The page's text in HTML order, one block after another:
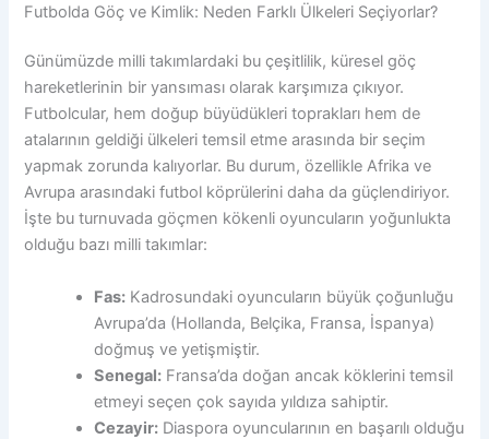
Futbolda Göç ve Kimlik: Neden Farklı Ülkeleri Seçiyorlar?
Günümüzde milli takımlardaki bu çeşitlilik, küresel göç
hareketlerinin bir yansıması olarak karşımıza çıkıyor.
Futbolcular, hem doğup büyüdükleri toprakları hem de
atalarının geldiği ülkeleri temsil etme arasında bir seçim
yapmak zorunda kalıyorlar. Bu durum, özellikle Afrika ve
Avrupa arasındaki futbol köprülerini daha da güçlendiriyor.
İşte bu turnuvada göçmen kökenli oyuncuların yoğunlukta
olduğu bazı milli takımlar:
Fas: Kadrosundaki oyuncuların büyük çoğunluğu
Avrupa’da (Hollanda, Belçika, Fransa, İspanya)
doğmuş ve yetişmiştir.
Senegal: Fransa’da doğan ancak köklerini temsil
etmeyi seçen çok sayıda yıldıza sahiptir.
Cezayir: Diaspora oyuncularının en başarılı olduğu